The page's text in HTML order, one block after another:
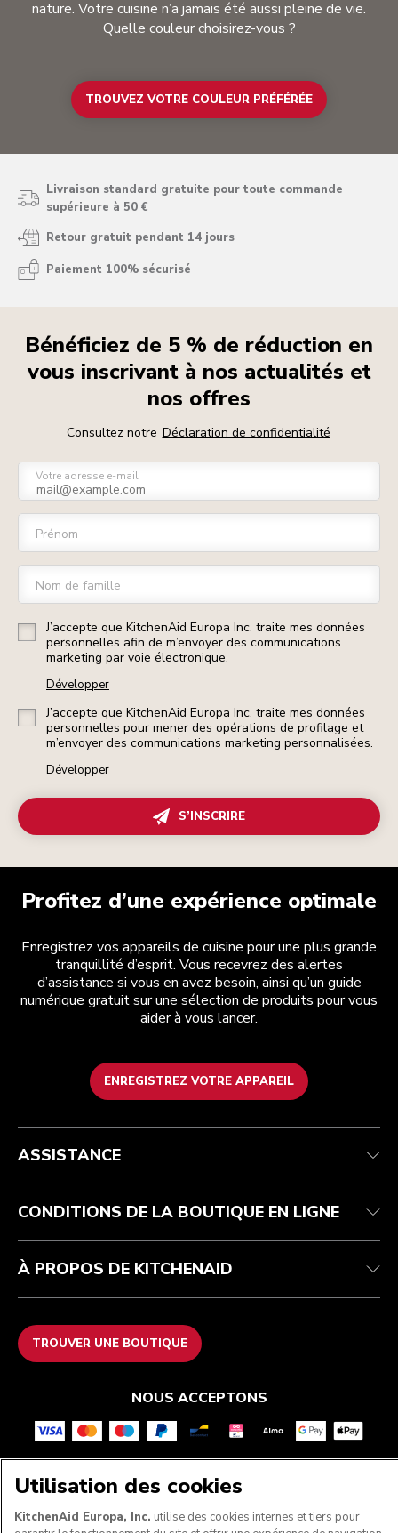
nature. Votre cuisine n’a jamais été aussi pleine de vie.
Quelle couleur choisirez-vous ?
TROUVEZ VOTRE COULEUR PRÉFÉRÉE
Livraison standard gratuite pour toute commande
supérieure à 50 €
Retour gratuit pendant 14 jours
Paiement 100% sécurisé
Bénéficiez de 5 % de réduction en
vous inscrivant à nos actualités et
nos offres
Consultez notre Déclaration de confidentialité
Votre adresse e-mail
Prénom
Nom de famille
J’accepte que KitchenAid Europa Inc. traite mes données
personnelles afin de m’envoyer des communications
marketing par voie électronique.
Développer
J’accepte que KitchenAid Europa Inc. traite mes données
personnelles pour mener des opérations de profilage et
m’envoyer des communications marketing personnalisées.
Développer
S’INSCRIRE
Profitez d’une expérience optimale
Enregistrez vos appareils de cuisine pour une plus grande
tranquillité d’esprit. Vous recevrez des alertes
d’assistance si vous en avez besoin, ainsi qu’un guide
numérique gratuit sur une sélection de produits pour vous
aider à vous lancer.
ENREGISTREZ VOTRE APPAREIL
Health Check
Suivez votre commande
Garantie et documents
Recupel
Conditions générales de vente
Retours et remboursements
Imprint
ODR
La marque
Trouver une boutique
ASSISTANCE
CONDITIONS DE LA BOUTIQUE EN LIGNE
À PROPOS DE KITCHENAID
TROUVER UNE BOUTIQUE
NOUS ACCEPTONS
SUIVEZ-NOUS
Utilisation des cookies
KitchenAid Europa, Inc. utilise des cookies internes et tiers pour